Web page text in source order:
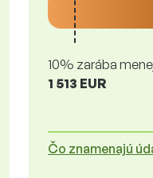
10% zarába
1 513 EUR
Čo znamenajú